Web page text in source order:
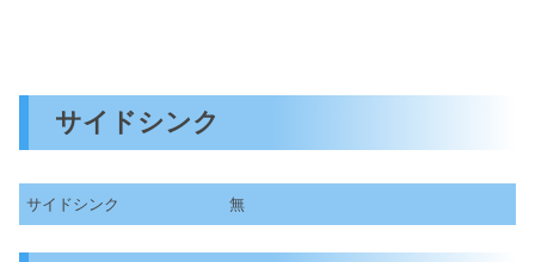
サイドシンク
サイドシンク 無